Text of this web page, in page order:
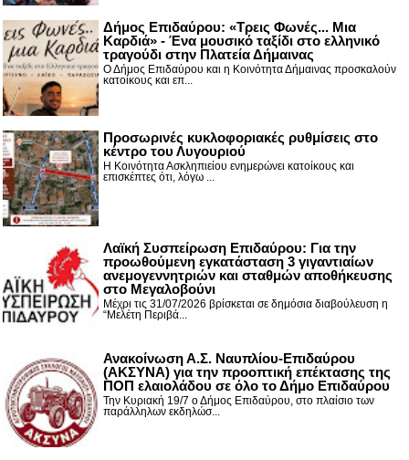
Δήμος Επιδαύρου: «Τρεις Φωνές... Μια
Καρδιά» - Ένα μουσικό ταξίδι στο ελληνικό
τραγούδι στην Πλατεία Δήμαινας
Ο Δήμος Επιδαύρου και η Κοινότητα Δήμαινας προσκαλούν
κατοίκους και επ...
Προσωρινές κυκλοφοριακές ρυθμίσεις στο
κέντρο του Λυγουριού
Η Κοινότητα Ασκληπιείου ενημερώνει κατοίκους και
επισκέπτες ότι, λόγω ...
Λαϊκή Συσπείρωση Επιδαύρου: Για την
προωθούμενη εγκατάσταση 3 γιγαντιαίων
ανεμογεννητριών και σταθμών αποθήκευσης
στο Μεγαλοβούνι
Μέχρι τις 31/07/2026 βρίσκεται σε δημόσια διαβούλευση η
“Μελέτη Περιβά...
Ανακοίνωση Α.Σ. Ναυπλίου-Επιδαύρου
(ΑΚΣΥΝΑ) για την προοπτική επέκτασης της
ΠΟΠ ελαιολάδου σε όλο το Δήμο Επιδαύρου
Την Κυριακή 19/7 ο Δήμος Επιδαύρου, στο πλαίσιο των
παράλληλων εκδηλώσ...